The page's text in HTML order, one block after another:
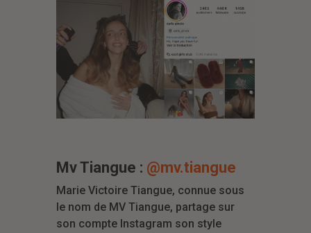
Mv Tiangue : @mv.tiangue
Marie Victoire Tiangue, connue sous
le nom de MV Tiangue, partage sur
son compte Instagram son style